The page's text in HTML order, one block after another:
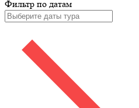
Фильтр по датам